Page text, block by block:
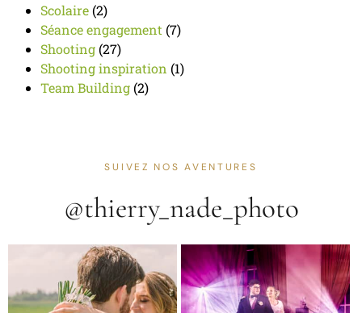
Scolaire(2)
Séance engagement (7)
Shooting(27)
Shooting inspiration (1)
Team Building(2)
SUIVEZ NOS AVENTURES
@thierry_nade_photo